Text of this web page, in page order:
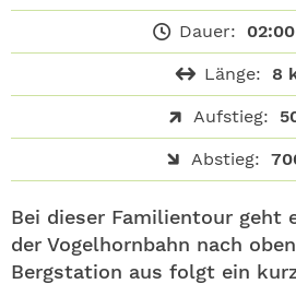
Dauer:
Länge: 8
Aufstieg:
Abstieg:
Bei dieser Familientour geht
der Vogelhornbahn nach
Bergstation aus folgt ein